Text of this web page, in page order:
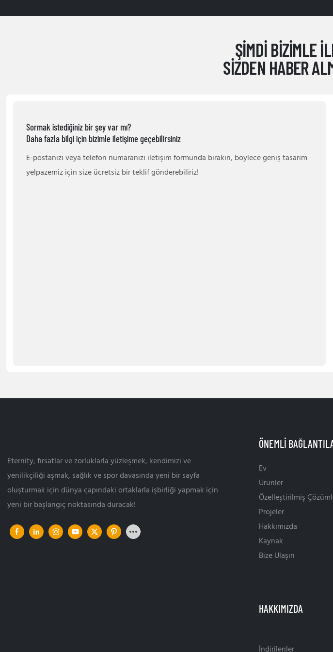
ŞIMDI BIZIMLE
SIZDEN HABER
Sormak istediğiniz bir şey var mı?
Daha fazla bilgi için bizimle iletişime geçebilirsiniz
E-postanızı veya telefon numaranızı iletişim formunda bırakın, böylece geniş tasarım
yelpazemiz için size ücretsiz bir teklif gönderebiliriz!
Eternity, fırsatlar ve zorluklarla yüzleşmek, kendimizi ve
yenilikçiliği aşmak, sağlık ve spor davasında yeni bir sayfa
oluşturmak için dünya çapındaki ortaklarla işbirliği yapmak için
yeni bir başlangıç ​​noktasında duracak!
ÖNEMLI
Ev
Ürünler
Özelleştirilmiş
Projeler
Hakkımızda
Kaynak
Bize Ulaşın